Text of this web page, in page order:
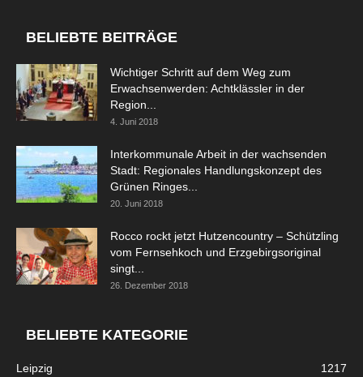
BELIEBTE BEITRÄGE
Wichtiger Schritt auf dem Weg zum
Erwachsenwerden: Achtklässler in der
Region...
4. Juni 2018
Interkommunale Arbeit in der wachsenden
Stadt: Regionales Handlungskonzept des
Grünen Ringes...
20. Juni 2018
Rocco rockt jetzt Hutzencountry – Schützling
vom Fernsehkoch und Erzgebirgsoriginal
singt...
26. Dezember 2018
BELIEBTE KATEGORIE
Leipzig
1217